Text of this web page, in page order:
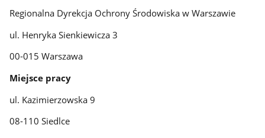
Regionalna Dyrekcja Ochrony Środowiska w Warszawie
ul. Henryka Sienkiewicza 3
00-015 Warszawa
Miejsce pracy
ul. Kazimierzowska 9
08-110 Siedlce